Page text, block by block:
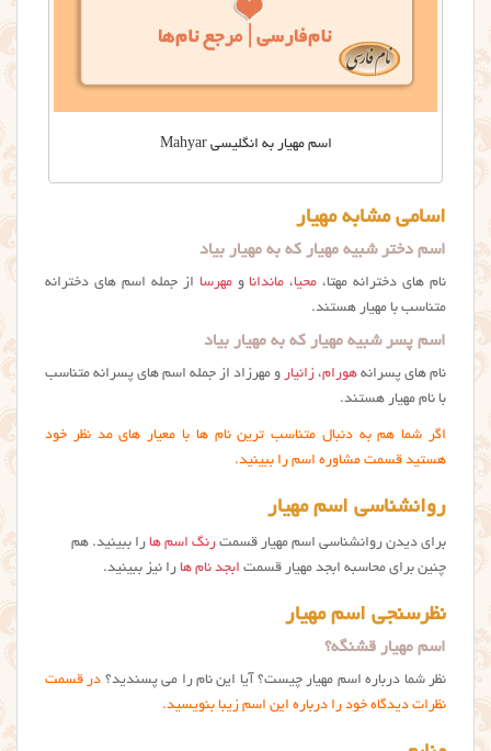
اسم مهیار به انگلیسی Mahyar
اسامی مشابه مهیار
اسم دختر شبیه مهیار که به مهیار بیاد
نام های دخترانه مهتا، محیا، مانداناومهرسا از جمله اسم های دخترانه
متناسب با مهیار هستند.
اسم پسر شبیه مهیار که به مهیار بیاد
نام های پسرانه هورام، زانیار و مهرزاد از جمله اسم های پسرانه متناسب
با نام مهیار هستند.
اگر شما هم به دنبال متناسب ترین نام ها با معیار های مد نظر خود
هستید قسمت مشاوره اسم را ببینید.
روانشناسی اسم مهیار
برای دیدن روانشناسی اسم مهیار قسمت رنگ اسم ها را ببینید. هم
چنین برای محاسبه ابجد مهيار قسمت ابجد نام ها را نیز ببینید.
نظرسنجی اسم مهیار
اسم مهیار قشنگه؟
نظر شما درباره اسم مهیار چیست؟ آیا این نام را می پسندید؟ در قسمت
نظرات دیدگاه خود را درباره این اسم زیبا بنویسید.